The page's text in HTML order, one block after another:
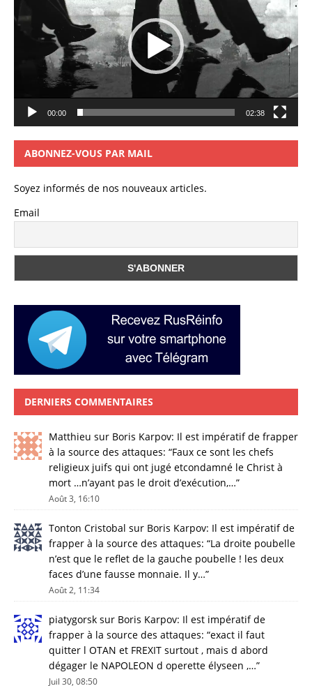
00:00 02:38
ABONNEZ-VOUS PAR MAIL
Soyez informés de nos nouveaux articles.
Email
DERNIERS COMMENTAIRES
Matthieu sur Boris Karpov: Il est impératif de frapper
à la source des attaques: “Faux ce sont les chefs
religieux juifs qui ont jugé etcondamné le Christ à
mort …n’ayant pas le droit d’exécution,…”
Août 3, 16:10
Tonton Cristobal sur Boris Karpov: Il est impératif de
frapper à la source des attaques: “La droite poubelle
n’est que le reflet de la gauche poubelle ! les deux
faces d’une fausse monnaie. Il y…”
Août 2, 11:34
piatygorsk sur Boris Karpov: Il est impératif de
frapper à la source des attaques: “exact il faut
quitter l OTAN et FREXIT surtout , mais d abord
dégager le NAPOLEON d operette élyseen ,…”
Juil 30, 08:50